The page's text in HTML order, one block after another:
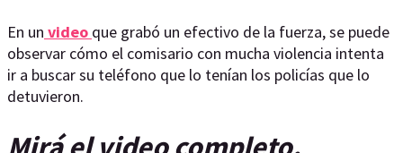
En un video que grabó un efectivo de la fuerza, se puede
observar cómo el comisario con mucha violencia intenta
ir a buscar su teléfono que lo tenían los policías que lo
detuvieron.